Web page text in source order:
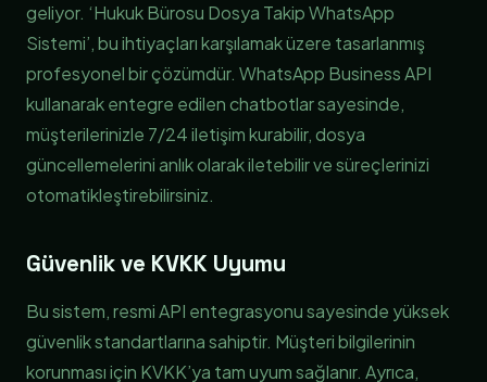
geliyor. ‘Hukuk Bürosu Dosya Takip WhatsApp
Sistemi’, bu ihtiyaçları karşılamak üzere tasarlanmış
profesyonel bir çözümdür. WhatsApp Business API
kullanarak entegre edilen chatbotlar sayesinde,
müşterilerinizle 7/24 iletişim kurabilir, dosya
güncellemelerini anlık olarak iletebilir ve süreçlerinizi
otomatikleştirebilirsiniz.
Güvenlik ve KVKK Uyumu
Bu sistem, resmi API entegrasyonu sayesinde yüksek
güvenlik standartlarına sahiptir. Müşteri bilgilerinin
korunması için KVKK’ya tam uyum sağlanır. Ayrıca,